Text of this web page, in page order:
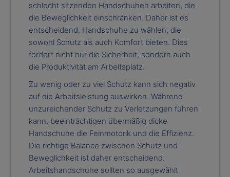
schlecht sitzenden Handschuhen arbeiten, die
die Beweglichkeit einschränken. Daher ist es
entscheidend, Handschuhe zu wählen, die
sowohl Schutz als auch Komfort bieten. Dies
fördert nicht nur die Sicherheit, sondern auch
die Produktivität am Arbeitsplatz.
Zu wenig oder zu viel Schutz kann sich negativ
auf die Arbeitsleistung auswirken. Während
unzureichender Schutz zu Verletzungen führen
kann, beeinträchtigen übermäßig dicke
Handschuhe die Feinmotorik und die Effizienz.
Die richtige Balance zwischen Schutz und
Beweglichkeit ist daher entscheidend.
Arbeitshandschuhe sollten so ausgewählt